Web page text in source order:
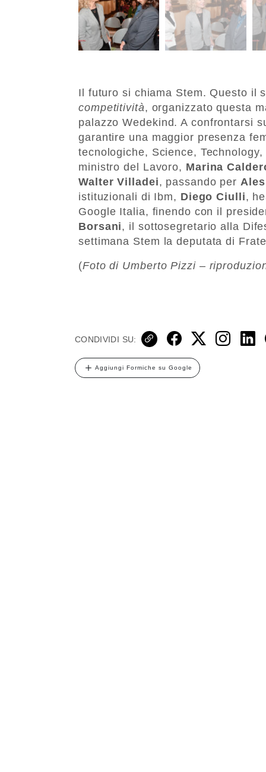
Il futuro si chiama Stem. Questo il
competitività, organizzato questa
palazzo Wedekind. A confrontarsi
garantire una maggior presenza
tecnologiche, Science,
ministro del Lavoro, Marina
Walter Villadei, passando per
istituzionali di Ibm, Diego Ciulli,
Google Italia, finendo con il
Borsani, il sottosegretario alla
settimana Stem la deputata di
(Foto di Umberto Pizzi –
CONDIVIDI SU:
Aggiungi Formiche su Google